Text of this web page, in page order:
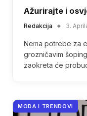
Ažurirajte i
Redakcija 3.
Nema potrebe za
grozničavim
zaokreta će
MODA I TRENDOVI